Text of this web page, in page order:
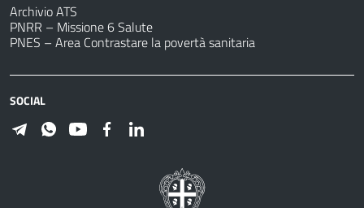
Archivio ATS
PNRR – Missione 6 Salute
PNES – Area Contrastare la povertà sanitaria
SOCIAL